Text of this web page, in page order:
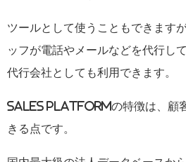
ツールとして使うこともできます
ッフが電話やメールなどを代行し
代行会社としても利用できます。
Sales Platformの特徴は、顧
きる点です。